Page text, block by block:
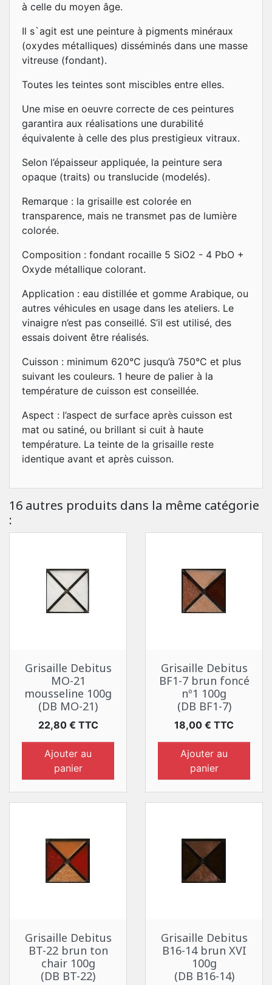
à celle du moyen âge.
Il s`agit est une peinture à pigments minéraux
(oxydes métalliques) disséminés dans une masse
vitreuse (fondant).
Toutes les teintes sont miscibles entre elles.
Une mise en oeuvre correcte de ces peintures
garantira aux réalisations une durabilité
équivalente à celle des plus prestigieux vitraux.
Selon l’épaisseur appliquée, la peinture sera
opaque (traits) ou translucide (modelés).
Remarque : la grisaille est colorée en
transparence, mais ne transmet pas de lumière
colorée.
Composition : fondant rocaille 5 SiO2 - 4 PbO +
Oxyde métallique colorant.
Application : eau distillée et gomme Arabique, ou
autres véhicules en usage dans les ateliers. Le
vinaigre n’est pas conseillé. S’il est utilisé, des
essais doivent être réalisés.
Cuisson : minimum 620°C jusqu’à 750°C et plus
suivant les couleurs. 1 heure de palier à la
température de cuisson est conseillée.
Aspect : l’aspect de surface après cuisson est
mat ou satiné, ou brillant si cuit à haute
température. La teinte de la grisaille reste
identique avant et après cuisson.
16 autres produits dans la même catégorie
:
Grisaille Debitus
MO-21
mousseline 100g
(DB MO-21)
Prix
22,80 € TTC
Ajouter au
panier
Grisaille Debitus
BF1-7 brun foncé
nº1 100g
(DB BF1-7)
Prix
18,00 € TTC
Ajouter au
panier
Grisaille Debitus
BT-22 brun ton
chair 100g
(DB BT-22)
Grisaille Debitus
B16-14 brun XVI
100g
(DB B16-14)